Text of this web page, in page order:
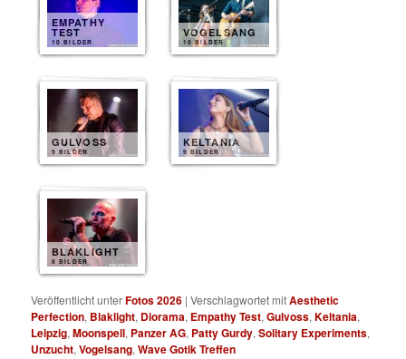
EMPATHY
TEST
10 BILDER
VOGELSANG
10 BILDER
GULVOSS
9 BILDER
KELTANIA
9 BILDER
BLAKLIGHT
8 BILDER
Veröffentlicht unterFotos 2026 |Verschlagwortet mitAesthetic
Perfection, Blaklight, Diorama, Empathy Test,Gulvoss,Keltania,
Leipzig,Moonspell, Panzer AG, Patty Gurdy,Solitary Experiments,
Unzucht,Vogelsang,Wave Gotik Treffen